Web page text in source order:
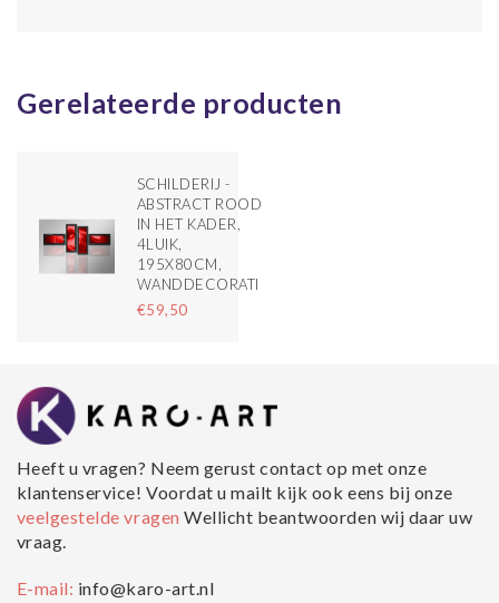
Gerelateerde producten
SCHILDERIJ -
ABSTRACT ROOD
IN HET KADER,
4LUIK,
195X80CM,
WANDDECORATIE
€59,50
Heeft u vragen? Neem gerust contact op met onze
klantenservice! Voordat u mailt kijk ook eens bij onze
veelgestelde vragenWellicht beantwoorden wij daar uw
vraag.
E-mail: info@karo-art.nl